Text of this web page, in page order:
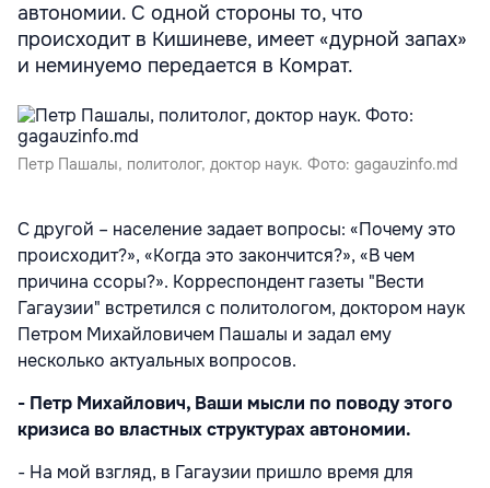
автономии. С одной стороны то, что
происходит в Кишиневе, имеет «дурной запах»
и неминуемо передается в Комрат.
Петр Пашалы, политолог, доктор наук. Фото: gagauzinfo.md
С другой – население задает вопросы: «Почему это
происходит?», «Когда это закончится?», «В чем
причина ссоры?». Корреспондент газеты "Вести
Гагаузии" встретился с политологом, доктором наук
Петром Михайловичем Пашалы и задал ему
несколько актуальных вопросов.
- Петр Михайлович, Ваши мысли по поводу этого
кризиса во властных структурах автономии.
- На мой взгляд, в Гагаузии пришло время для